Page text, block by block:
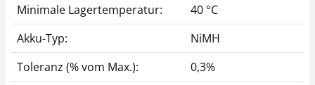
Minimale Lagertemperatur:
40 °C
Akku-Typ:
NiMH
Toleranz (% vom Max.):
0,3%